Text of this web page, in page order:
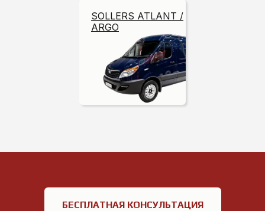
SOLLERS ATLANT /
ARGO
БЕСПЛАТНАЯ КОНСУЛЬТАЦИЯ